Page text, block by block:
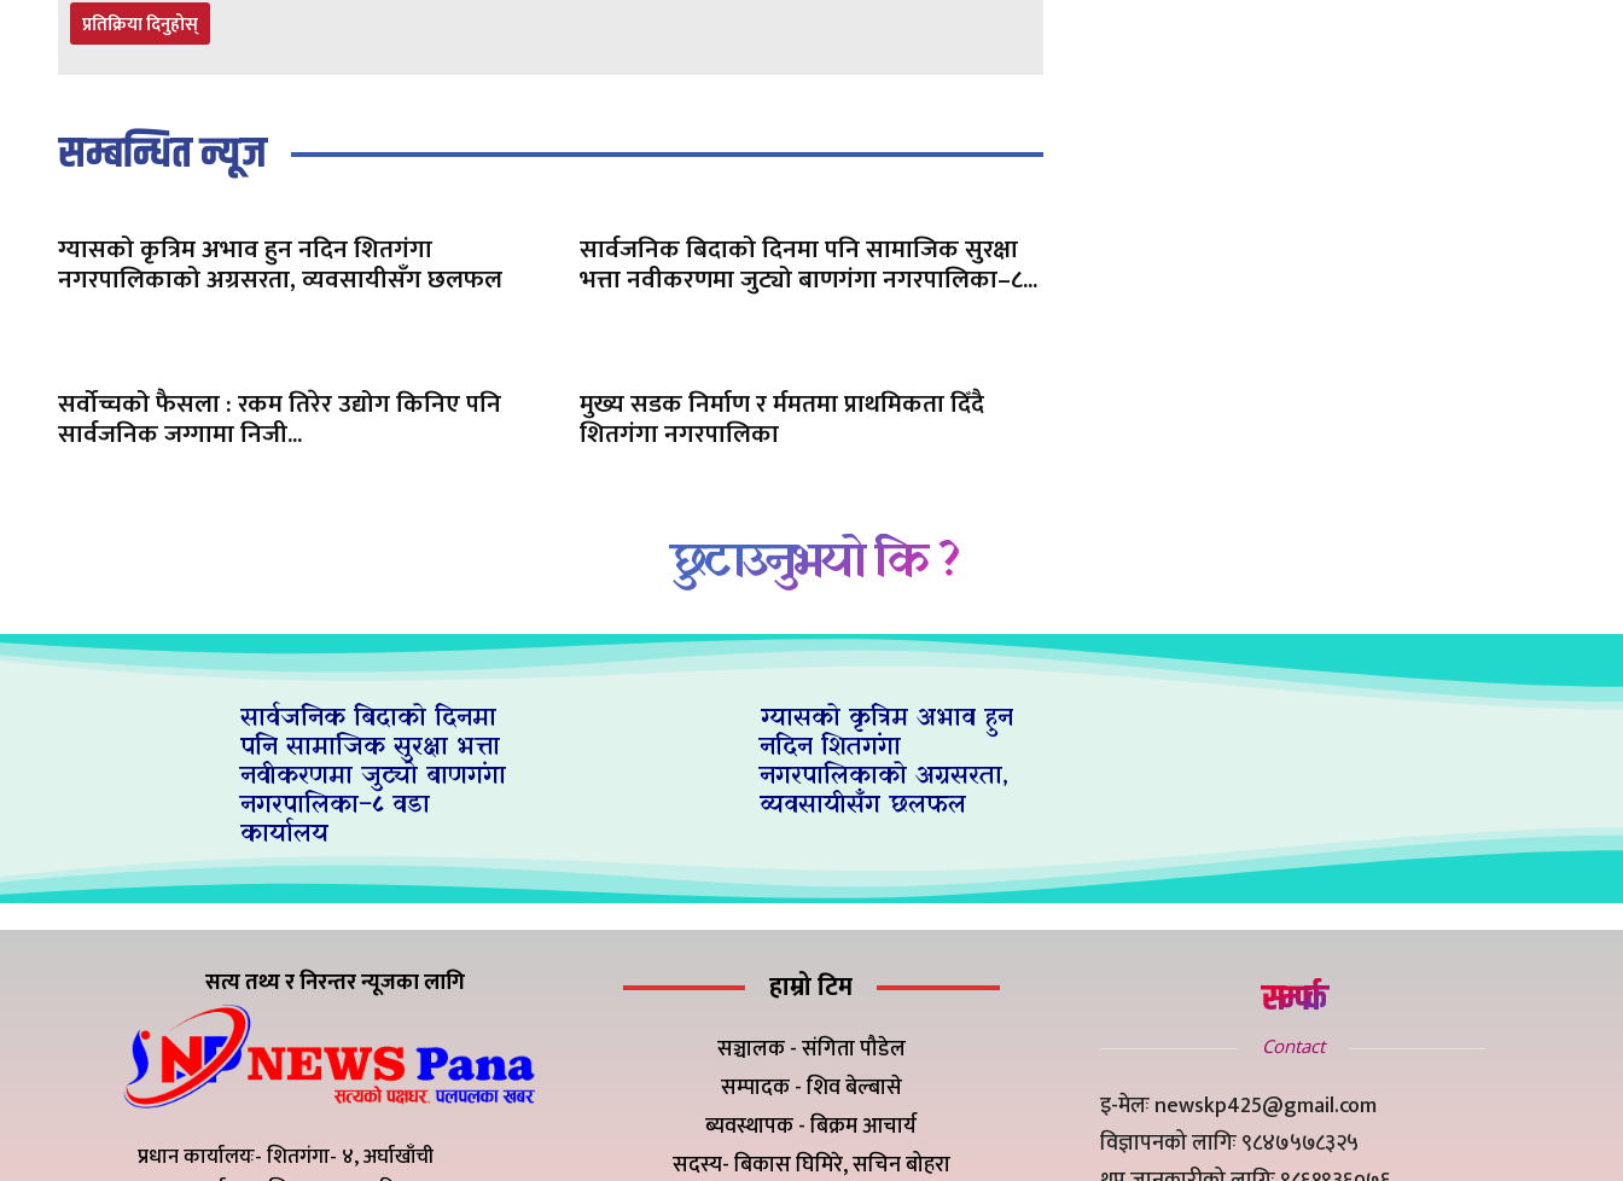
प्रतिक्रिया दिनुहोस्
सम्बन्धित न्यूज
ग्यासको कृत्रिम अभाव हुन नदिन शितगंगा
नगरपालिकाको अग्रसरता, व्यवसायीसँग छलफल
सार्वजनिक बिदाको दिनमा पनि सामाजिक सुरक्षा
भत्ता नवीकरणमा जुट्यो बाणगंगा नगरपालिका–८...
सर्वोच्चको फैसला : रकम तिरेर उद्योग किनिए पनि
सार्वजनिक जग्गामा निजी...
मुख्य सडक निर्माण र र्ममतमा प्राथमिकता दिँदै
शितगंगा नगरपालिका
छुटाउनुभयो कि ?
सार्वजनिक बिदाको दिनमा
पनि सामाजिक सुरक्षा भत्ता
नवीकरणमा जुट्यो बाणगंगा
नगरपालिका–८ वडा
कार्यालय
ग्यासको कृत्रिम अभाव हुन
नदिन शितगंगा
नगरपालिकाको अग्रसरता,
व्यवसायीसँग छलफल
सत्य तथ्य र निरन्तर न्यूजका लागि
प्रधान कार्यालयः- शितगंगा- ४, अर्घाखाँची
हाम्रो टिम
सञ्चालक - संगिता पौडेल
सम्पादक - शिव बेल्बासे
ब्यवस्थापक - बिक्रम आचार्य
सदस्य- बिकास घिमिरे, सचिन बोहरा
सम्पर्क
Contact
इ-मेलः newskp425@gmail.com
विज्ञापनको लागिः ९८४७५७८३२५